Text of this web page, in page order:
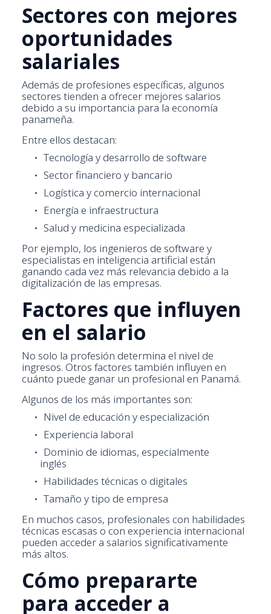
Sectores con mejores
oportunidades
salariales
Además de profesiones específicas, algunos
sectores tienden a ofrecer mejores salarios
debido a su importancia para la economía
panameña.
Entre ellos destacan:
Tecnología y desarrollo de software
Sector financiero y bancario
Logística y comercio internacional
Energía e infraestructura
Salud y medicina especializada
Por ejemplo, los ingenieros de software y
especialistas en inteligencia artificial están
ganando cada vez más relevancia debido a la
digitalización de las empresas.
Factores que influyen
en el salario
No solo la profesión determina el nivel de
ingresos. Otros factores también influyen en
cuánto puede ganar un profesional en Panamá.
Algunos de los más importantes son:
Nivel de educación y especialización
Experiencia laboral
Dominio de idiomas, especialmente
inglés
Habilidades técnicas o digitales
Tamaño y tipo de empresa
En muchos casos, profesionales con habilidades
técnicas escasas o con experiencia internacional
pueden acceder a salarios significativamente
más altos.
Cómo prepararte
para acceder a